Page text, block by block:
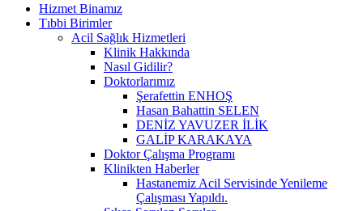
Hizmet Binamız
Tıbbi Birimler
Acil Sağlık Hizmetleri
Klinik Hakkında
Nasıl Gidilir?
Doktorlarımız
Şerafettin ENHOŞ
Hasan Bahattin SELEN
DENİZ YAVUZER İLİK
GALİP KARAKAYA
Doktor Çalışma Programı
Klinikten Haberler
Hastanemiz Acil Servisinde Yenileme
Çalışması Yapıldı.